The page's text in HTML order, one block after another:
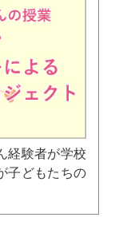
経験者が学校
子どもたちの